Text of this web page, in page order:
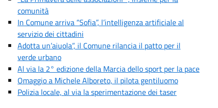
comunità
In Comune arriva “Sofia”, l’intelligenza artificiale al
servizio dei cittadini
Adotta un’aiuola”, il Comune rilancia il patto per il
verde urbano
Al via la 2° edizione della Marcia dello sport per la pace
Omaggio a Michele Alboreto, il pilota gentiluomo
Polizia locale, al via la sperimentazione dei taser